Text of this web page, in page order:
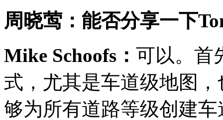
周晓莺：能否分享一下
Mike Schoofs ： 可以。首
式，尤其是车道级地图，
够为所有道路等级创建